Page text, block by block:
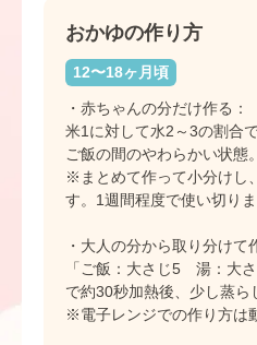
おかゆの作り方
12〜18ヶ月頃
・赤ちゃんの分だけ作る：
米1に対して水2～3の割合
ご飯の間のやわらかい状態。
※まとめて作って小分けし
す。1週間程度で使い切りま
・大人の分から取り分けて
「ご飯：大さじ5 湯：大
で約30秒加熱後、少し蒸ら
※電子レンジでの作り方は